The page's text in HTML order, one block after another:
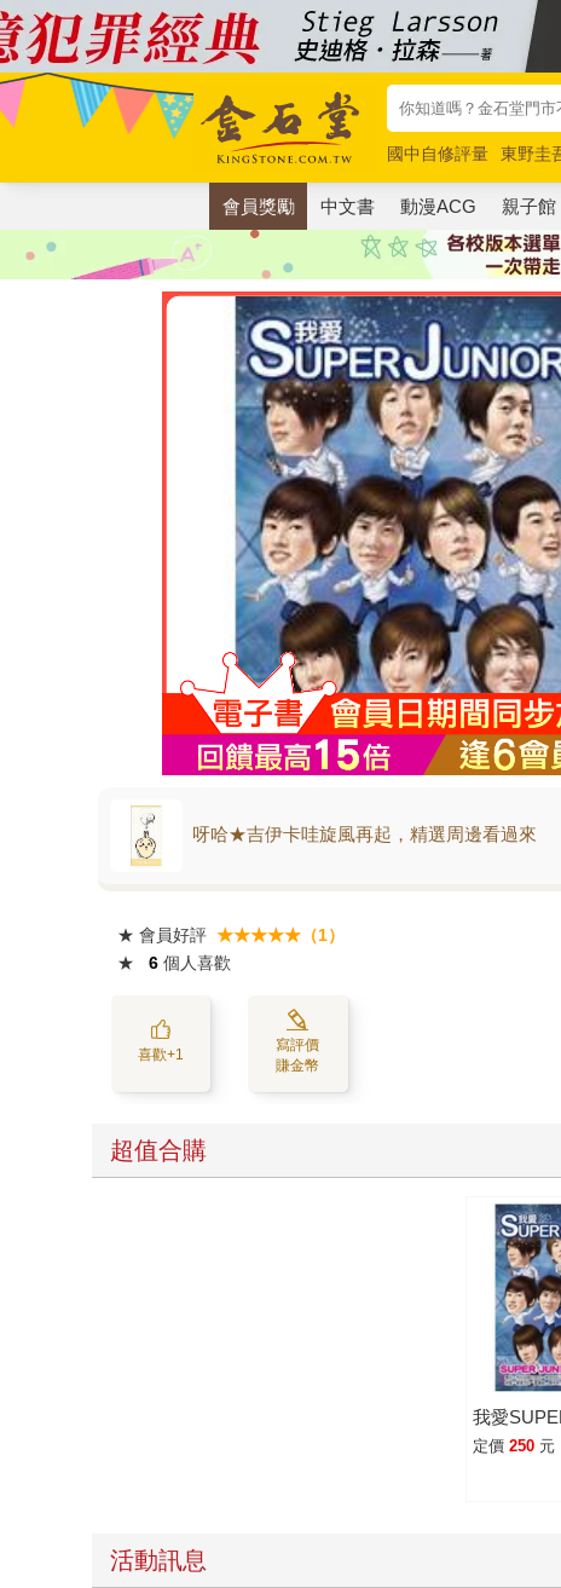
國中自修評量 東野圭
唯紅花綻放
奧德賽
會員獎勵 中文書 動漫ACG 親子館
呀哈★吉伊卡哇旋風再起，精選周邊看過來
★ 會員好評 ★★★★★（1）
★
6 個人喜歡
喜歡+1
寫評價
賺金幣
超值合購
我愛
定價 250 元
活動訊息